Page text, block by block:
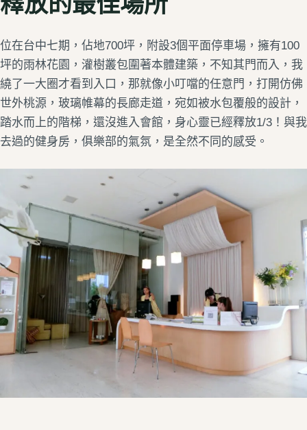
位在台中七期，佔地700坪，附設3個平面停車場，擁有100
坪的雨林花園，灌樹叢包圍著本體建築，不知其門而入，我
繞了一大圈才看到入口，那就像小叮噹的任意門，打開仿佛
世外桃源，玻璃帷幕的長廊走道，宛如被水包覆般的設計，
踏水而上的階梯，還沒進入會館，身心靈已經釋放1/3！與我
去過的健身房，俱樂部的氣氛，是全然不同的感受。